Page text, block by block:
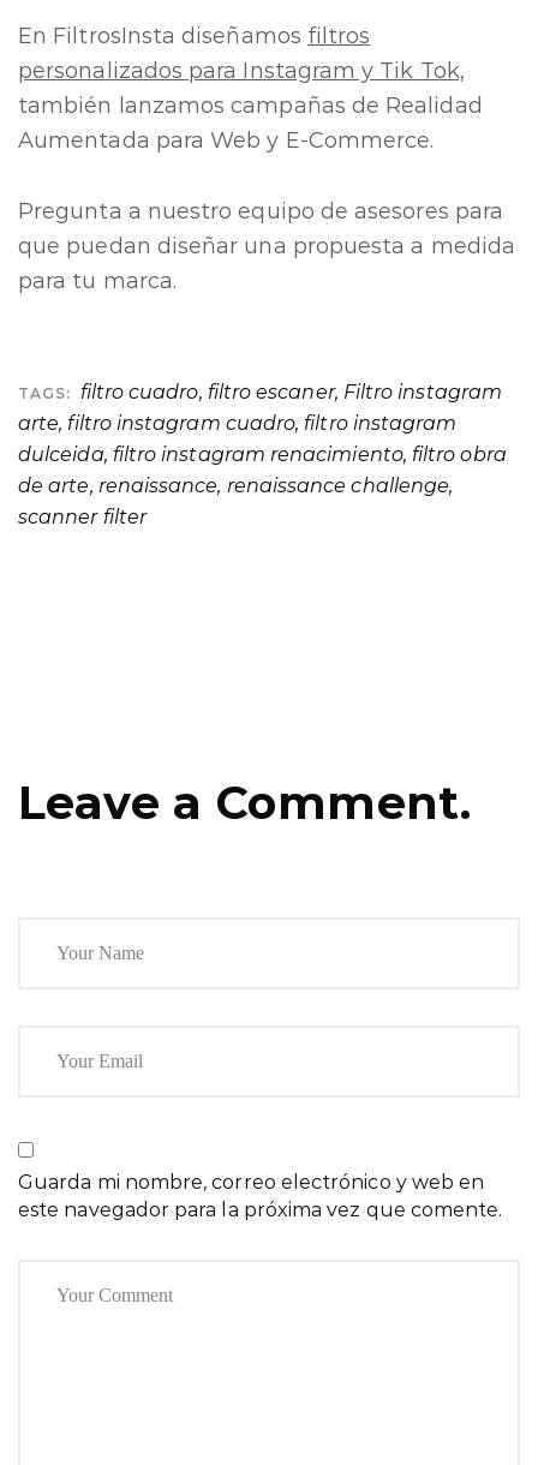
En FiltrosInsta diseñamos filtros
personalizados para Instagram y Tik Tok,
también lanzamos campañas de Realidad
Aumentada para Web y E-Commerce.
Pregunta a nuestro equipo de asesores para
que puedan diseñar una propuesta a medida
para tu marca.
TAGS: filtro cuadro, filtro escaner, Filtro instagram
arte, filtro instagram cuadro, filtro instagram
dulceida, filtro instagram renacimiento, filtro obra
de arte, renaissance, renaissance challenge,
scanner filter
Leave a Comment.
Guarda mi nombre, correo electrónico y web en
este navegador para la próxima vez que comente.